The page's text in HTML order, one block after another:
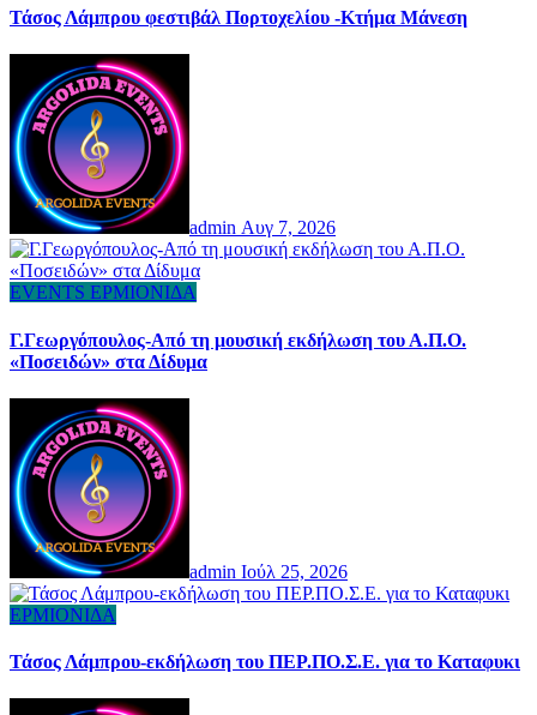
Τάσος Λάμπρου φεστιβάλ Πορτοχελίου -Κτήμα Μάνεση
admin Αυγ 7, 2026
EVENTS ΕΡΜΙΟΝΙΔΑ
Γ.Γεωργόπουλος-Από τη μουσική εκδήλωση του Α.Π.Ο.
«Ποσειδών» στα Δίδυμα
admin Ιούλ 25, 2026
ΕΡΜΙΟΝΙΔΑ
Τάσος Λάμπρου-εκδήλωση του ΠΕΡ.ΠΟ.Σ.Ε. για το Καταφυκι